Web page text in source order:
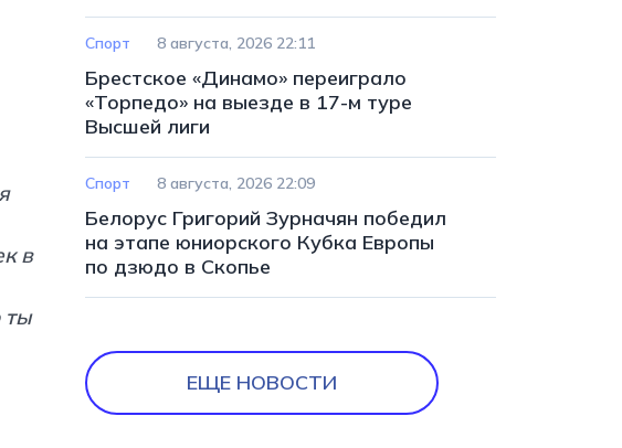
в
ты
Спорт 8 августа, 2026 22:11
Брестское «Динамо» переиграло
«Торпедо» на выезде в 17-м туре
Высшей лиги
Спорт 8 августа, 2026 22:09
Белорус Григорий Зурначян победил
на этапе юниорского Кубка Европы
по дзюдо в Скопье
ЕЩЕ НОВОСТИ